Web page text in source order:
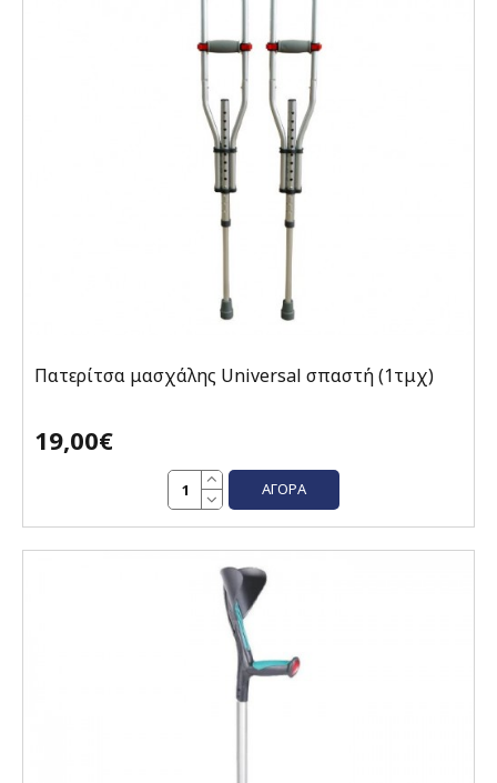
Πατερίτσα μασχάλης Universal σπαστή (1τμχ)
19,00€
ΑΓΟΡΆ